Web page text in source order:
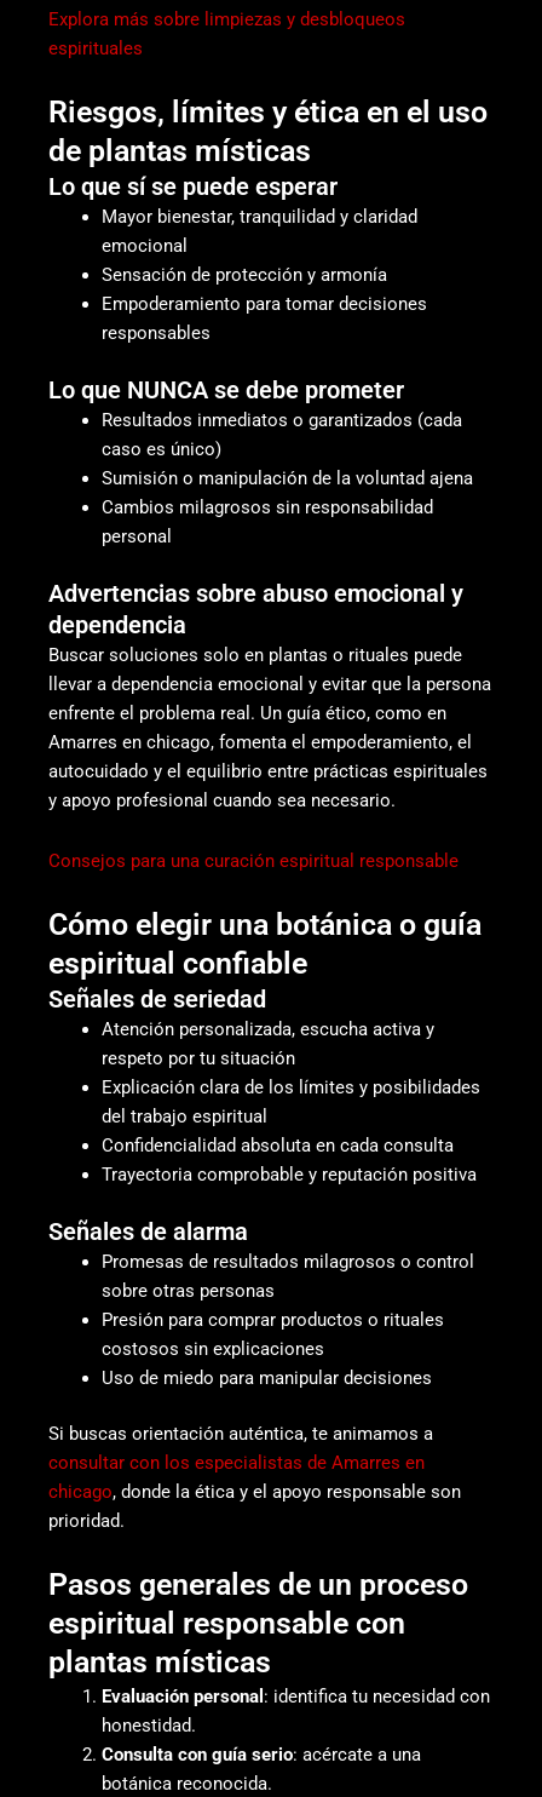
Explora más sobre limpiezas y desbloqueos
espirituales
Riesgos, límites y ética en el uso
de plantas místicas
Lo que sí se puede esperar
Mayor bienestar, tranquilidad y claridad
emocional
Sensación de protección y armonía
Empoderamiento para tomar decisiones
responsables
Lo que NUNCA se debe prometer
Resultados inmediatos o garantizados (cada
caso es único)
Sumisión o manipulación de la voluntad ajena
Cambios milagrosos sin responsabilidad
personal
Advertencias sobre abuso emocional y
dependencia
Buscar soluciones solo en plantas o rituales puede
llevar a dependencia emocional y evitar que la persona
enfrente el problema real. Un guía ético, como en
Amarres en chicago, fomenta el empoderamiento, el
autocuidado y el equilibrio entre prácticas espirituales
y apoyo profesional cuando sea necesario.
Consejos para una curación espiritual responsable
Cómo elegir una botánica o guía
espiritual confiable
Señales de seriedad
Atención personalizada, escucha activa y
respeto por tu situación
Explicación clara de los límites y posibilidades
del trabajo espiritual
Confidencialidad absoluta en cada consulta
Trayectoria comprobable y reputación positiva
Señales de alarma
Promesas de resultados milagrosos o control
sobre otras personas
Presión para comprar productos o rituales
costosos sin explicaciones
Uso de miedo para manipular decisiones
Si buscas orientación auténtica, te animamos a
consultar con los especialistas de Amarres en
chicago, donde la ética y el apoyo responsable son
prioridad.
Pasos generales de un proceso
espiritual responsable con
plantas místicas
Evaluación personal : identifica tu necesidad con
honestidad.
Consulta con guía serio: acércate a una
botánica reconocida.